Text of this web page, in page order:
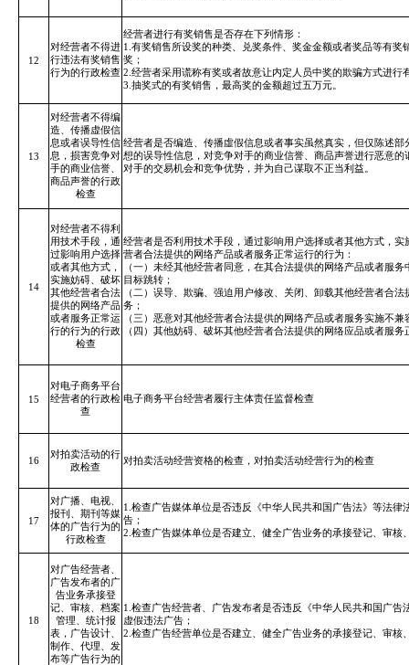
12
对经营者不得进
行违法有奖销售
行为的行政检查
经营者进行有奖销售是否存在下列情形：
1.有奖销售所设奖的种类、兑奖条件、奖金金额或者奖品等有奖
奖；
2.经营者采用谎称有奖或者故意让内定人员中奖的欺骗方式进行
3.抽奖式的有奖销售，最高奖的金额超过五万元。
13
对经营者不得编
造、传播虚假信
息或者误导性信
息，损害竞争对
手的商业信誉、
商品声誉的行政
检查
经营者是否编造、 传播虛假信息或者事实虽然真实，但仅陈述部
想的误导性信息，对竞争对手的商业信誉、商品声誉进行恶意的
对手的交易机会和竞争优势，并为自己谋取不正当利益。
14
对经营者不得利
用技术手段，通
过影响用户选择
或者其他方式，
实施妨碍、破坏
其他经营者合法
提供的网络产品
或者服务正常运
行的行为的行政
检查
经营者是否利用技术手段，通过影响用户选择或者其他方式，实
营者合法提供的网络产品或者服务正常运行的行为：
（一）未经其他经营者同意，在其合法提供的网络产品或者服
目标跳转；
（二）误导、欺骗、强迫用户修改、关闭、卸载其他经营者合
务；
（三）恶意对其他经营者合法提供的网络产品或者服务实施不兼
（四）其他妨碍、破坏其他经营者合法提供的网络应品或者服务
15
对电子商务平台
经营者的行政检
查
电子商务平台经营者履行主体责任监督检查
16
对拍卖活动的行
政检查
对拍卖活动经营资格的检查，对拍卖活动经营行为的检查
17
对广播、电视、
报刊、期刊等媒
体的广告行为的
行政检查
1.检查广告媒体单位是否违反 《中华人民共和国广告法》 等法律
告；
2.检查广告媒体单位是否建立、健全广告业务的承接登记、审核
18
对广告经营者、
广告发布者的广
告业务承接登
记、审核、档案
管理、统计报
表，广告设计、
制作、代理、发
布等广告行为的
1.检查广告经营者、广告发布者是否违反
《中华人民共和国广告
虚假违法广告；
2.检查广告经营单位是否建立、健全广告业务的承接登记、审核